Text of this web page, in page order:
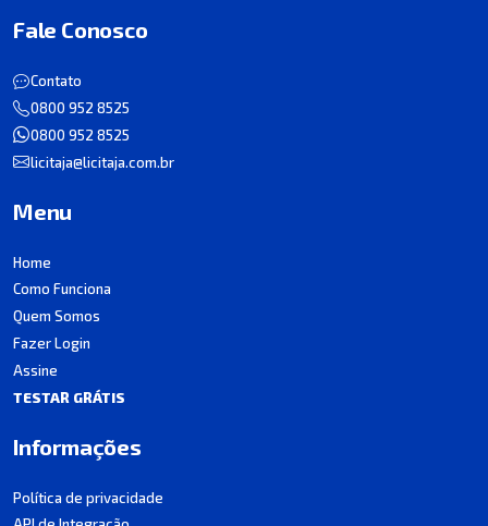
Fale Conosco
Contato
0800 952 8525
0800 952 8525
licitaja@licitaja.com.br
Menu
Home
Como Funciona
Quem Somos
Fazer Login
Assine
TESTAR GRÁTIS
Informações
Política de privacidade